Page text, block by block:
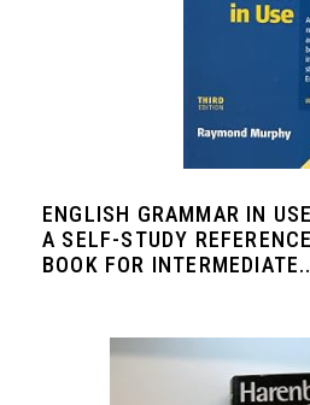
ENGLISH GRAMMAR IN
A SELF-STUDY
BOOK FOR